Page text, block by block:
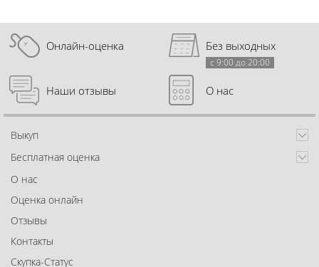
Онлайн-оценка Без выходных
с 9:00 до 20:00
Наши отзывы О нас
Выкуп
Бесплатная оценка
О нас
Оценка онлайн
Отзывы
Контакты
Скупка-Статус